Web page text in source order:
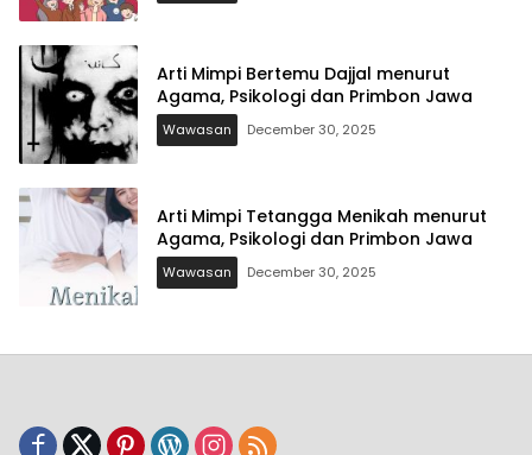
Arti Mimpi Bertemu Dajjal menurut
Agama, Psikologi dan Primbon Jawa
Wawasan December 30, 2025
Arti Mimpi Tetangga Menikah menurut
Agama, Psikologi dan Primbon Jawa
Wawasan December 30, 2025